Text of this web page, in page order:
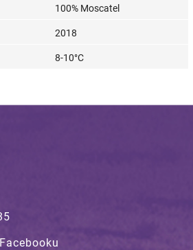
100% Moscatel
2018
8-10°C